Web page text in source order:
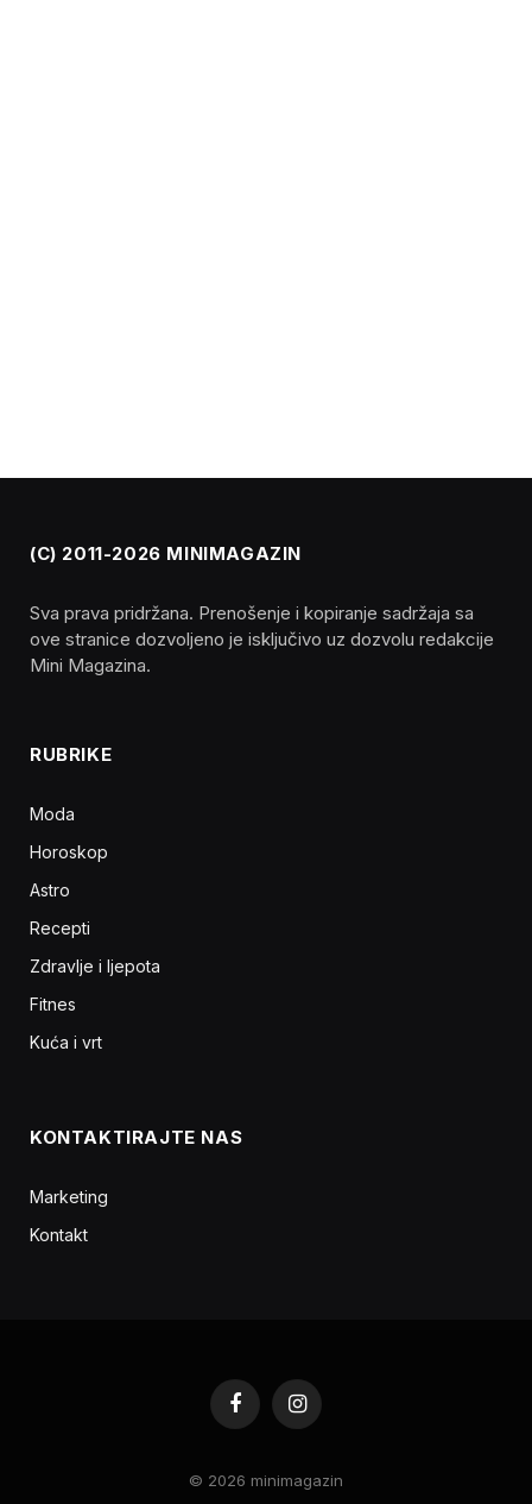
(C) 2011-2026 MINIMAGAZIN
Sva prava pridržana. Prenošenje i kopiranje sadržaja sa
ove stranice dozvoljeno je isključivo uz dozvolu redakcije
Mini Magazina.
RUBRIKE
Moda
Horoskop
Astro
Recepti
Zdravlje i ljepota
Fitnes
Kuća i vrt
KONTAKTIRAJTE NAS
Marketing
Kontakt
FacebookInstagram
© 2026 minimagazin